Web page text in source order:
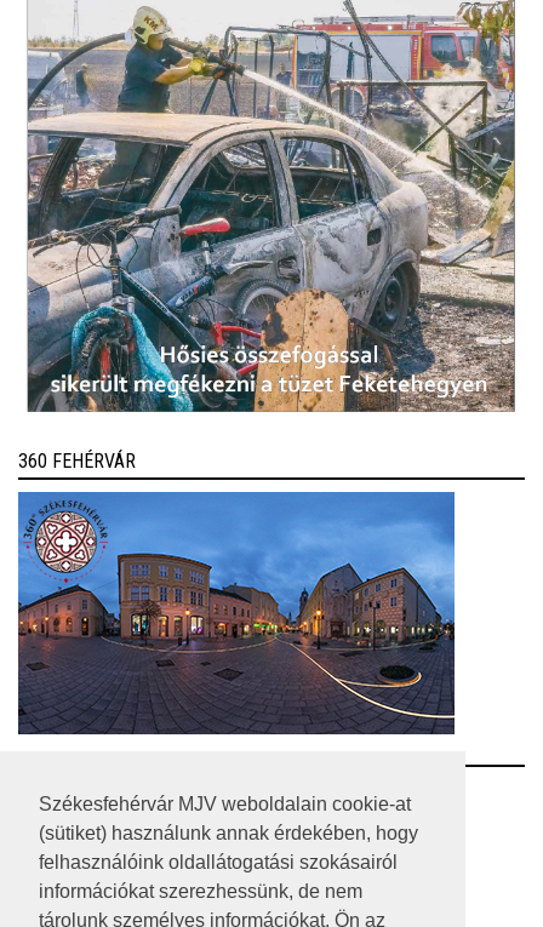
Székesfehérvár MJV weboldalain cookie-at
(sütiket) használunk annak érdekében, hogy
felhasználóink oldallátogatási szokásairól
információkat szerezhessünk, de nem
tárolunk személyes információkat. Ön az
360 FEHÉRVÁR
RSS
A HONLAP 2017.03.31-I ÁLLAPOTA
JOGI NYILATKOZAT